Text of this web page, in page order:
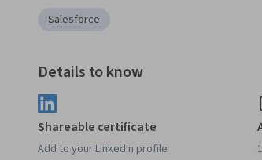
Salesforce
Details to know
Shareable certificate
Add to your LinkedIn profile